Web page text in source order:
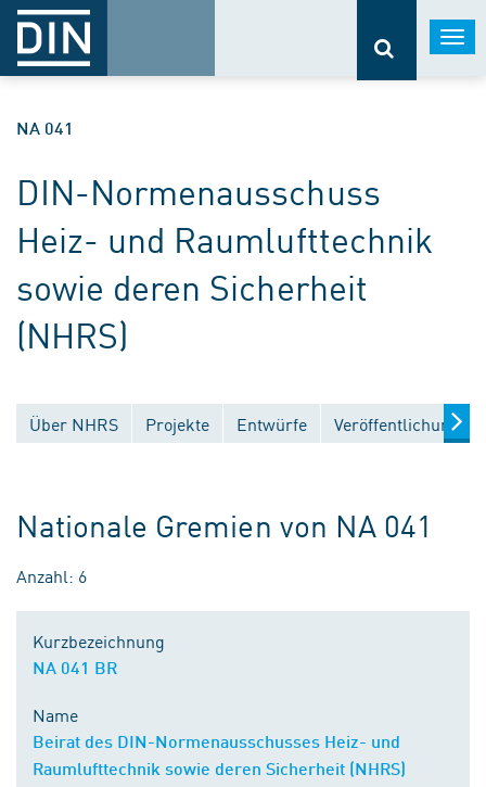
NA 041
DIN-Normenausschuss
Heiz- und Raumlufttechnik
sowie deren Sicherheit
(NHRS)
Über NHRS Projekte Entwürfe Veröffentlichungen
Nationale Gremien von NA 041
Anzahl: 6
Kurzbezeichnung
NA 041 BR
Name
Beirat des DIN-Normenausschusses Heiz- und
Raumlufttechnik sowie deren Sicherheit (NHRS)